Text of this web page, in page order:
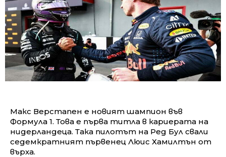
Макс Верстапен е новият шампион във
Формула 1. Това е първа титла в кариерата на
нидерландеца. Така пилотът на Ред Бул свали
седемкратният първенец Люис Хамилтън от
върха.